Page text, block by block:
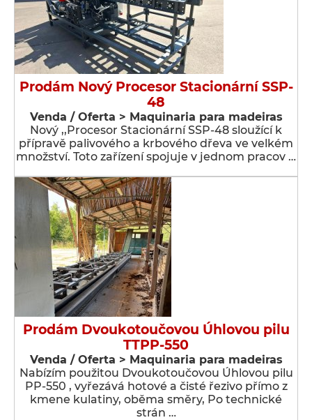
Prodám Nový Procesor Stacionární SSP-
48
Venda / Oferta > Maquinaria para madeiras
Nový ,,Procesor Stacionární SSP-48 sloužící k
přípravě palivového a krbového dřeva ve velkém
množství. Toto zařízení spojuje v jednom pracov …
Prodám Dvoukotoučovou Úhlovou pilu
TTPP-550
Venda / Oferta > Maquinaria para madeiras
Nabízím použitou Dvoukotoučovou Úhlovou pilu
PP-550 , vyřezává hotové a čisté řezivo přímo z
kmene kulatiny, oběma směry, Po technické
strán …